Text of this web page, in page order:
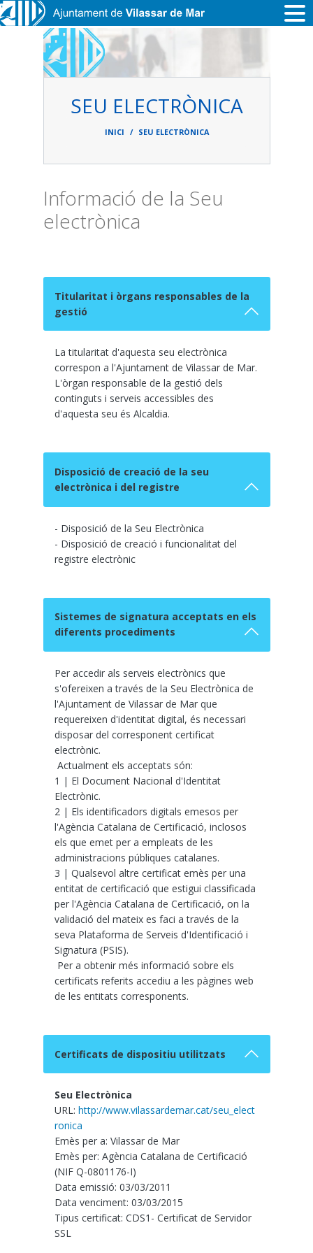
Vés al contingut
SEU ELECTRÒNICA
d'ariadna
INICI SEU ELECTRÒNICA
Informació de la Seu
electrònica
Titularitat i òrgans responsables de la
gestió
La titularitat d'aquesta seu electrònica
correspon a l'Ajuntament de Vilassar de Mar.
L'òrgan responsable de la gestió dels
continguts i serveis accessibles des
d'aquesta seu és Alcaldia.
Disposició de creació de la seu
electrònica i del registre
- Disposició de la Seu Electrònica
- Disposició de creació i funcionalitat del
registre electrònic
Sistemes de signatura acceptats en els
diferents procediments
Per accedir als serveis electrònics que
s'ofereixen a través de la Seu Electrònica de
l'Ajuntament de Vilassar de Mar que
requereixen d'identitat digital, és necessari
disposar del corresponent certificat
electrònic.
Actualment els acceptats són:
1 | El Document Nacional d'Identitat
Electrònic.
2 | Els identificadors digitals emesos per
l'Agència Catalana de Certificació, inclosos
els que emet per a empleats de les
administracions públiques catalanes.
3 | Qualsevol altre certificat emès per una
entitat de certificació que estigui classificada
per l'Agència Catalana de Certificació, on la
validació del mateix es faci a través de la
seva Plataforma de Serveis d'Identificació i
Signatura (PSIS).
Per a obtenir més informació sobre els
certificats referits accediu a les pàgines web
de les entitats corresponents.
Certificats de dispositiu utilitzats
Seu Electrònica
URL:http://www.vilassardemar.cat/seu_elect
ronica
Emès per a: Vilassar de Mar
Emès per: Agència Catalana de Certificació
(NIF Q-0801176-I)
Data emissió: 03/03/2011
Data venciment: 03/03/2015
Tipus certificat: CDS1- Certificat de Servidor
SSL